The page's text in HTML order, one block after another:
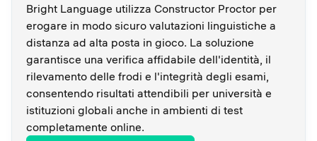
Bright Language utilizza Constructor Proctor per
erogare in modo sicuro valutazioni linguistiche a
distanza ad alta posta in gioco. La soluzione
garantisce una verifica affidabile dell'identità, il
rilevamento delle frodi e l'integrità degli esami,
consentendo risultati attendibili per università e
istituzioni globali anche in ambienti di test
completamente online.